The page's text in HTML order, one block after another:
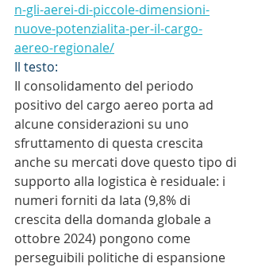
n-gli-aerei-di-piccole-dimensioni-
nuove-potenzialita-per-il-cargo-
aereo-regionale/
Il testo:
Il consolidamento del periodo
positivo del cargo aereo porta ad
alcune considerazioni su uno
sfruttamento di questa crescita
anche su mercati dove questo tipo di
supporto alla logistica è residuale: i
numeri forniti da Iata (9,8% di
crescita della domanda globale a
ottobre 2024) pongono come
perseguibili politiche di espansione